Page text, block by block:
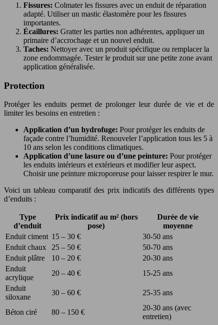
Fissures: Colmater les fissures avec un enduit de réparation
adapté. Utiliser un mastic élastomère pour les fissures
importantes.
Écaillures: Gratter les parties non adhérentes, appliquer un
primaire d’accrochage et un nouvel enduit.
Taches: Nettoyer avec un produit spécifique ou remplacer la
zone endommagée. Tester le produit sur une petite zone avant
application généralisée.
Protection
Protéger les enduits permet de prolonger leur durée de vie et de
limiter les besoins en entretien :
Application d’un hydrofuge: Pour protéger les enduits de
façade contre l’humidité. Renouveler l’application tous les 5 à
10 ans selon les conditions climatiques.
Application d’une lasure ou d’une peinture: Pour protéger
les enduits intérieurs et extérieurs et modifier leur aspect.
Choisir une peinture microporeuse pour laisser respirer le mur.
Voici un tableau comparatif des prix indicatifs des différents types
d’enduits :
Type
d’enduit
Prix indicatif au m² (hors
pose)
Durée de vie
moyenne
Enduit ciment 15 – 30 €
30-50 ans
Enduit chaux
25 – 50 €
50-70 ans
Enduit plâtre
10 – 20 €
20-30 ans
Enduit
acrylique
20 – 40 €
15-25 ans
Enduit
siloxane
30 – 60 € 25-35 ans
Béton ciré 80 – 150 €
20-30 ans (avec
entretien)